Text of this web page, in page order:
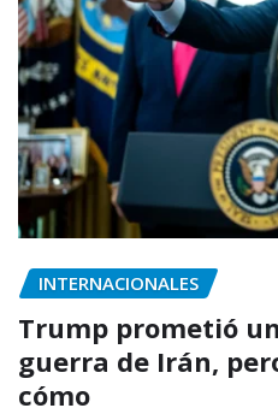
INTERNACIONALES
Trump prometió
guerra de Irán,
cómo